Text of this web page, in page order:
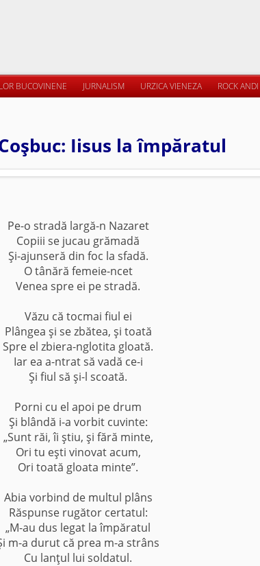
BUCOVINENE JURNALISM URZICA VIENEZA ROCK ANDI
Iisus la împăratul
Pe-o stradă largă-n Nazaret
Copiii se jucau grămadă
Şi-ajunseră din foc la sfadă.
O tânără femeie-ncet
Venea spre ei pe stradă.
Văzu că tocmai fiul ei
Plângea şi se zbătea, şi toată
Spre el zbiera-nglotita gloată.
Iar ea a-ntrat să vadă ce-i
Şi fiul să şi-l scoată.
Porni cu el apoi pe drum
Şi blândă i-a vorbit cuvinte:
„Sunt răi, îi ştiu, şi fără minte,
Ori tu eşti vinovat acum,
Ori toată gloata minte”.
Abia vorbind de multul plâns
Răspunse rugător certatul:
„M-au dus legat la împăratul
m-a durut că prea m-a strâns
Cu lanţul lui soldatul.